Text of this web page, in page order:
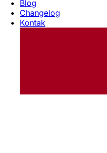
Blog
Changelog
Kontak